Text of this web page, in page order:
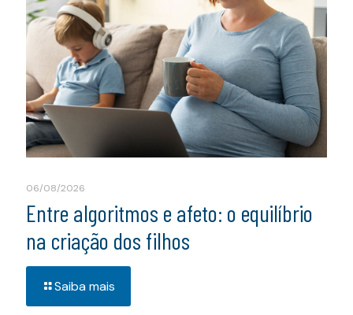
06/08/2026
Entre algoritmos e afeto: o equilíbrio
na criação dos filhos
Saiba mais